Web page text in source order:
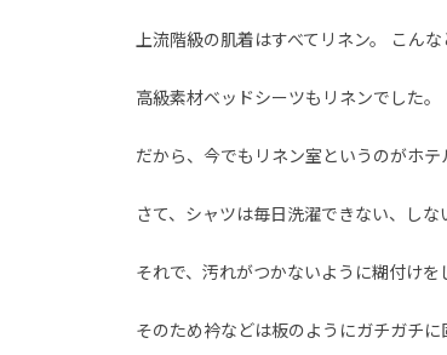
上流階級の肌着はすべてリネン。 こん
高級素材ベッドシーツもリネンでした。
だから、今でもリネン室というのがホテ
さて、シャツは毎日洗濯できない、しな
それで、汚れがつかないように糊付けを
そのため衿などは板のようにガチガチに